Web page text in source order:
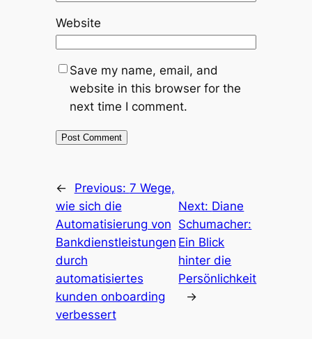
Website
Save my name, email, and
website in this browser for the
next time I comment.
← Previous: 7 Wege,
wie sich die
Automatisierung von
Bankdienstleistungen
durch
automatisiertes
kunden onboarding
verbessert
Next: Diane
Schumacher:
Ein Blick
hinter die
Persönlichkeit
→